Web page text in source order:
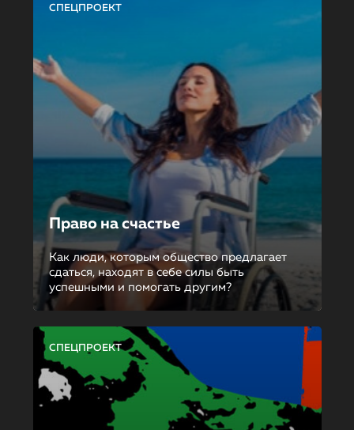
СПЕЦПРОЕКТ
Право на счастье
Как люди, которым общество предлагает
сдаться, находят в себе силы быть
успешными и помогать другим?
СПЕЦПРОЕКТ